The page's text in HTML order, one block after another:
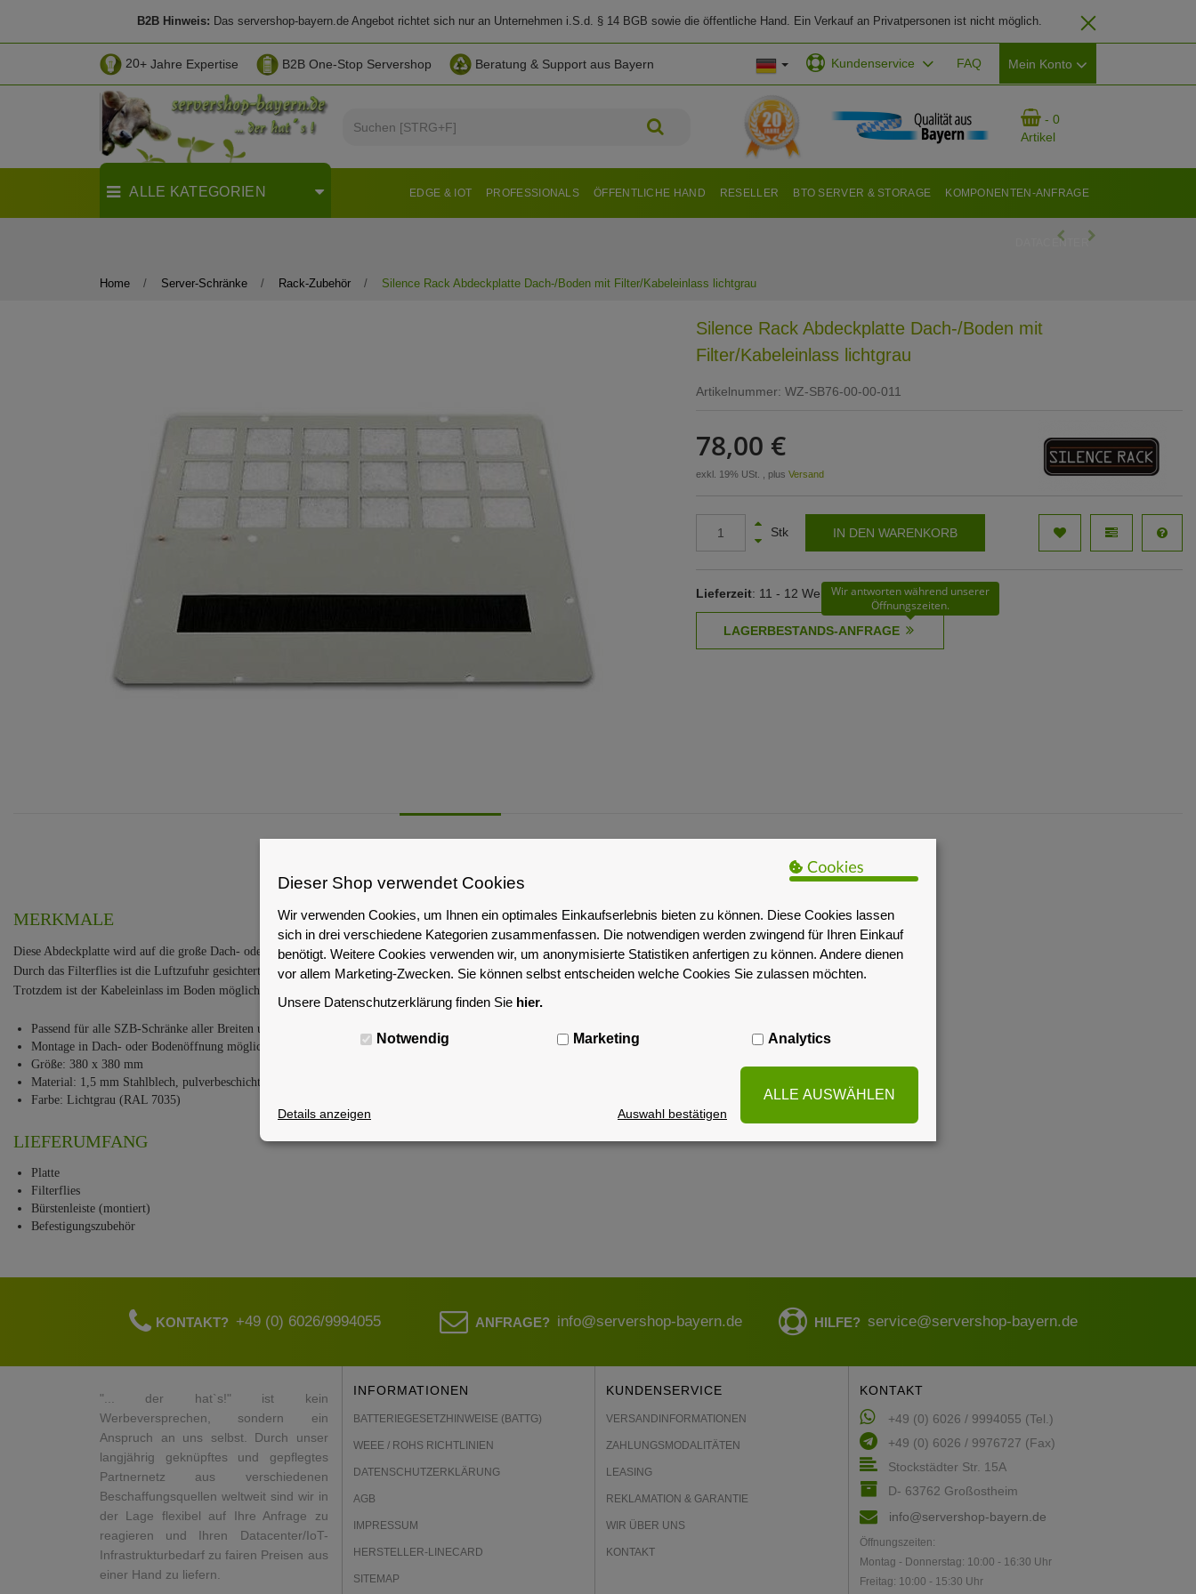
B2B Hinweis: Das servershop-bayern.de Angebot richtet sich nur an Unternehmen i.S.d. § 14 BGB sowie die öffentliche Hand. Ein Verkauf an Privatpersonen ist nicht möglich.
20+ Jahre Expertise B2B One-Stop Servershop Beratung & Support aus Bayern Mein Konto
EMAIL-ADRESSE
FAQ
Kundenservice
- 0
Artikel
ALLE KATEGORIEN KOMPONENTEN-ANFRAGE
BTO SERVER & STORAGE
RESELLER
ÖFFENTLICHE HAND
PROFESSIONALS
EDGE & IOT
DATACENTER
Home Server-Schränke Rack-Zubehör Silence Rack Abdeckplatte Dach-/Boden mit Filter/Kabeleinlass lichtgrau
Silence Rack Abdeckplatte Dach-/Boden mit
Filter/Kabeleinlass lichtgrau
Artikelnummer: WZ-SB76-00-00-011
78,00 €
exkl. 19% USt. , plus Versand
Stk IN DEN WARENKORB
Lieferzeit: 11 - 12 WerktageWir antworten während unserer
Öffnungszeiten.
MERKMALE
Diese Abdeckplatte wird auf die große Dach- oder Bodenöffnung des 19" Schrankes SILENCE RACK montiert.
Durch das Filterflies ist die Luftzufuhr gesichtert, aber das Eindringen von Staub und Schmutz wird verhindert.
Trotzdem ist der Kabeleinlass im Boden möglich, denn diese Platte enthält eine Öffnung mit Bürstenleiste.
Passend für alle SZB-Schränke aller Breiten und Tiefen
Montage in Dach- oder Bodenöffnung möglich
Größe: 380 x 380 mm
Material: 1,5 mm Stahlblech, pulverbeschichtet
Farbe: Lichtgrau (RAL 7035)
LIEFERUMFANG
Platte
Filterflies
Bürstenleiste (montiert)
Befestigungszubehör
KONTAKT? +49 (0) 6026/9994055 ANFRAGE? info@servershop-bayern.de HILFE? service@servershop-bayern.de
"... der hat`s!" ist kein
Werbeversprechen, sondern ein
Anspruch an uns selbst. Durch unser
langjährig geknüpftes und gepflegtes
Partnernetz aus verschiedenen
Beschaffungsquellen weltweit sind wir in
der Lage flexibel auf Ihre Anfrage zu
reagieren und Ihren Datacenter/IoT-
Infrastrukturbedarf zu fairen Preisen aus
einer Hand zu liefern.
INFORMATIONEN
BATTERIEGESETZHINWEISE (BATTG)
WEEE / ROHS RICHTLINIEN
DATENSCHUTZERKLÄRUNG
AGB
IMPRESSUM
HERSTELLER-LINECARD
SITEMAP
KUNDENSERVICE
VERSANDINFORMATIONEN
ZAHLUNGSMODALITÄTEN
LEASING
REKLAMATION & GARANTIE
WIR ÜBER UNS
KONTAKT
KONTAKT
+49 (0) 6026 / 9994055 (Tel.)
+49 (0) 6026 / 9976727 (Fax)
Stockstädter Str. 15A
D- 63762 Großostheim
info@servershop-bayern.de
Öffnungszeiten:
Montag - Donnerstag: 10:00 - 16:30 Uhr
Freitag: 10:00 - 15:30 Uhr
Dieser Shop verwendet Cookies
Wir verwenden Cookies, um Ihnen ein optimales Einkaufserlebnis bieten zu können. Diese Cookies lassen
sich in drei verschiedene Kategorien zusammenfassen. Die notwendigen werden zwingend für Ihren Einkauf
benötigt. Weitere Cookies verwenden wir, um anonymisierte Statistiken anfertigen zu können. Andere dienen
vor allem Marketing-Zwecken. Sie können selbst entscheiden welche Cookies Sie zulassen möchten.
Unsere Datenschutzerklärung finden Sie hier.
Notwendig Marketing Analytics
Details anzeigen Auswahl bestätigen
ALLE AUSWÄHLEN